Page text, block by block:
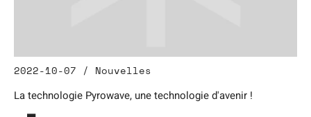
2022-10-07 / Nouvelles
La technologie Pyrowave, une technologie d'avenir !